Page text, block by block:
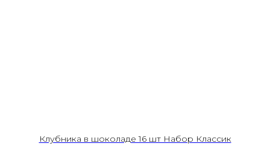
Клубника в шоколаде 16 шт Набор Классик